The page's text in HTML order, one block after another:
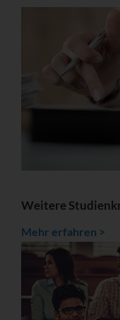
Weitere
Mehr erfahren >